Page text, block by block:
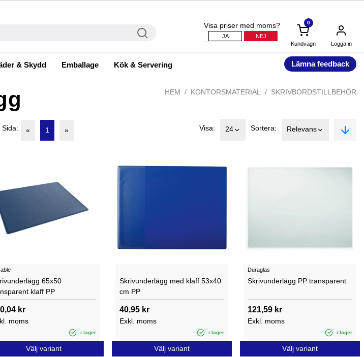
Visa priser med moms?
JA NEJ
0
Kundvagn Logga in
& Skydd Emballage Kök & Servering Lämna feedback
HEM KONTORSMATERIAL SKRIVBORDSTILLBEHÖR
Sida: « 1 » Visa: 24 Sortera: Relevans
65x50
klaff PP
kr
moms
i lager
Välj variant
Skrivunderlägg med klaff 53x40
cm PP
40,95 kr
Exkl. moms
i lager
Välj variant
Duraglas
Skrivunderlägg PP transparent
121,59 kr
Exkl. moms
i lager
Välj variant